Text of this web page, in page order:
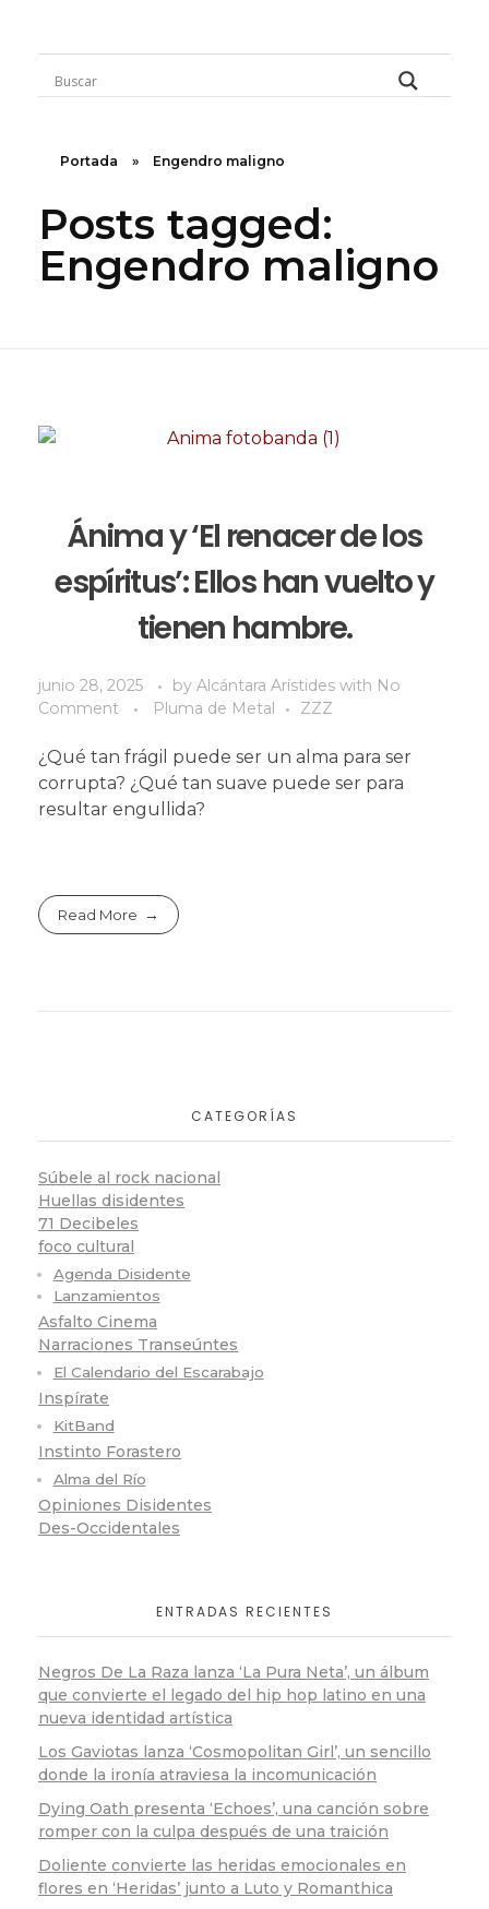
Rugidos Disidentes
Bogotá - Colombia | ISSN 2619-5569
Portada » Engendro maligno
Posts tagged:
Engendro maligno
Ánima y ‘El renacer de los
espíritus’: Ellos han vuelto y
tienen hambre.
junio 28, 2025 by Alcántara Arístides with No
Comment
Pluma de Metal ZZZ
¿Qué tan frágil puede ser un alma para ser
corrupta? ¿Qué tan suave puede ser para
resultar engullida?
Read More
CATEGORÍAS
Súbele al rock nacional
Huellas disidentes
71 Decibeles
foco cultural
Agenda Disidente
Lanzamientos
Asfalto Cinema
Narraciones Transeúntes
El Calendario del Escarabajo
Inspírate
KitBand
Instinto Forastero
Alma del Río
Opiniones Disidentes
Des-Occidentales
ENTRADAS RECIENTES
Negros De La Raza lanza ‘La Pura Neta’, un álbum
que convierte el legado del hip hop latino en una
nueva identidad artística
Los Gaviotas lanza ‘Cosmopolitan Girl’, un sencillo
donde la ironía atraviesa la incomunicación
Dying Oath presenta ‘Echoes’, una canción sobre
romper con la culpa después de una traición
Doliente convierte las heridas emocionales en
flores en ‘Heridas’ junto a Luto y Romanthica